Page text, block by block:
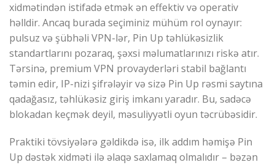
xidmətindən istifadə etmək ən effektiv və operativ
həlldir. Ancaq burada seçiminiz mühüm rol oynayır:
pulsuz və şübhəli VPN-lər, Pin Up təhlükəsizlik
standartlarını pozaraq, şəxsi məlumatlarınızı riskə atır.
Tərsinə, premium VPN provayderləri stabil bağlantı
təmin edir, IP-nizi şifrələyir və sizə Pin Up rəsmi saytına
qadağasız, təhlükəsiz giriş imkanı yaradır. Bu, sadəcə
blokadan keçmək deyil, məsuliyyətli oyun təcrübəsidir.
Praktiki tövsiyələrə gəldikdə isə, ilk addım həmişə Pin
Up dəstək xidməti ilə əlaqə saxlamaq olmalıdır – bəzən